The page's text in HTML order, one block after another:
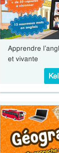
Apprendre
et vivante